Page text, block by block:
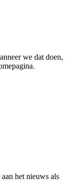
we dat doen,
het nieuws als